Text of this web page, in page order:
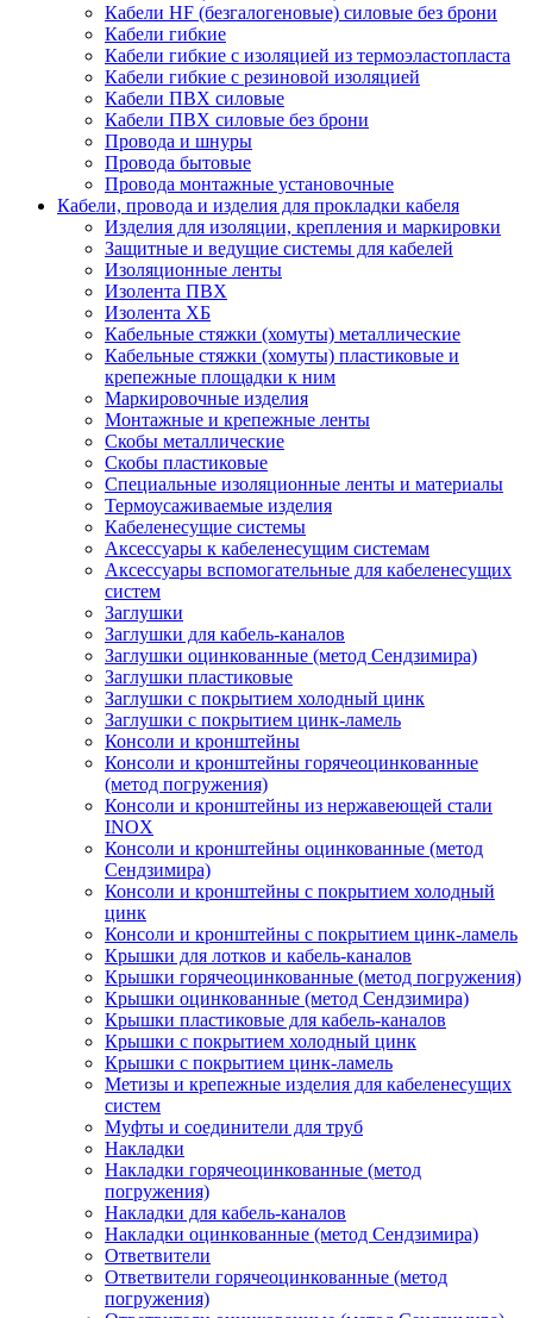
Кабели HF (безгалогеновые) силовые без брони
Кабели гибкие
Кабели гибкие с изоляцией из термоэластопласта
Кабели гибкие с резиновой изоляцией
Кабели ПВХ силовые
Кабели ПВХ силовые без брони
Провода и шнуры
Провода бытовые
Провода монтажные установочные
Кабели, провода и изделия для прокладки кабеля
Изделия для изоляции, крепления и маркировки
Защитные и ведущие системы для кабелей
Изоляционные ленты
Изолента ПВХ
Изолента ХБ
Кабельные стяжки (хомуты) металлические
Кабельные стяжки (хомуты) пластиковые и
крепежные площадки к ним
Маркировочные изделия
Монтажные и крепежные ленты
Скобы металлические
Скобы пластиковые
Специальные изоляционные ленты и материалы
Термоусаживаемые изделия
Кабеленесущие системы
Аксессуары к кабеленесущим системам
Аксессуары вспомогательные для кабеленесущих
систем
Заглушки
Заглушки для кабель-каналов
Заглушки оцинкованные (метод Сендзимира)
Заглушки пластиковые
Заглушки с покрытием холодный цинк
Заглушки с покрытием цинк-ламель
Консоли и кронштейны
Консоли и кронштейны горячеоцинкованные
(метод погружения)
Консоли и кронштейны из нержавеющей стали
INOX
Консоли и кронштейны оцинкованные (метод
Сендзимира)
Консоли и кронштейны с покрытием холодный
цинк
Консоли и кронштейны с покрытием цинк-ламель
Крышки для лотков и кабель-каналов
Крышки горячеоцинкованные (метод погружения)
Крышки оцинкованные (метод Сендзимира)
Крышки пластиковые для кабель-каналов
Крышки с покрытием холодный цинк
Крышки с покрытием цинк-ламель
Метизы и крепежные изделия для кабеленесущих
систем
Муфты и соединители для труб
Накладки
Накладки горячеоцинкованные (метод
погружения)
Накладки для кабель-каналов
Накладки оцинкованные (метод Сендзимира)
Ответвители
Ответвители горячеоцинкованные (метод
погружения)